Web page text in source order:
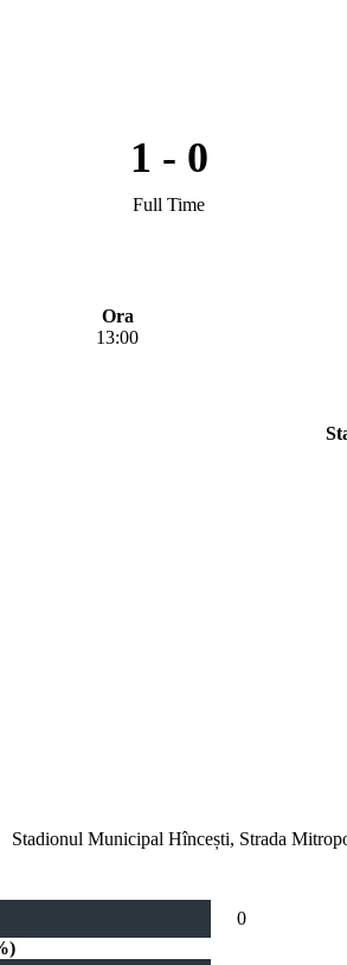
1 - 0
Full Time
Ora
13:00
Stadionul Municipal Hîncești, Strada
0